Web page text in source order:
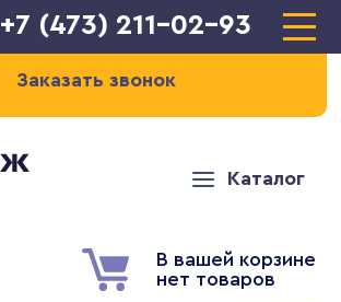
+7 (473) 211-02-93
Заказать звонок
Каталог
В вашей корзине
нет товаров